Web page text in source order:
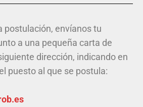
postulación, envíanos tu
a una pequeña carta de
dirección, indicando en
puesto al que se postula: